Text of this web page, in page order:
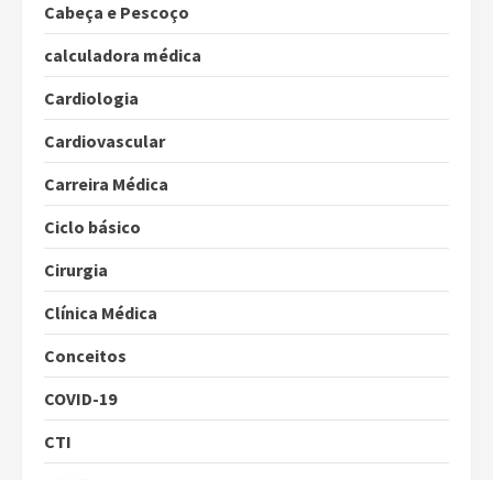
Cabeça e Pescoço
calculadora médica
Cardiologia
Cardiovascular
Carreira Médica
Ciclo básico
Cirurgia
Clínica Médica
Conceitos
COVID-19
CTI